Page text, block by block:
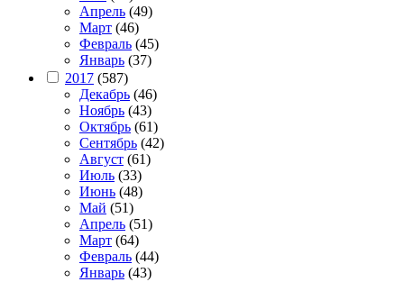
Апрель (49)
Март (46)
Февраль (45)
Январь (37)
2017 (587)
Декабрь (46)
Ноябрь (43)
Октябрь (61)
Сентябрь (42)
Август (61)
Июль (33)
Июнь (48)
Май (51)
Апрель (51)
Март (64)
Февраль (44)
Январь (43)